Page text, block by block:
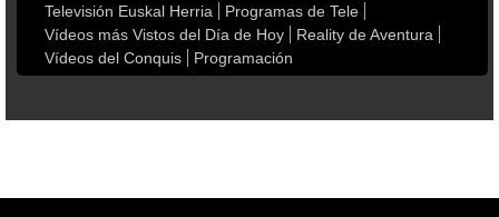
Televisión Euskal Herria
Programas de Tele
Vídeos más Vistos del Día de Hoy
Reality de Aventura
Vídeos del Conquis
Programación